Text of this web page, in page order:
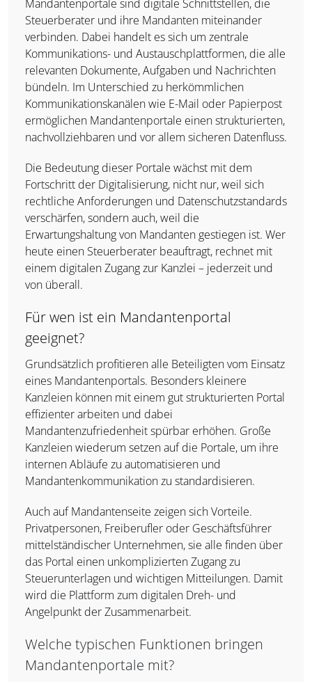
Kanzlei- und Mandantenentlastung
Automatisierte Buchhaltung
Online Belegarchiv
Selbstbucher-Lösungen
Echtzeit-Datenverarbeitung
Digitaler Belegtransfer
Online Mandantenlösungen
Mandantenportale sind digitale Schnittstellen, die
Steuerberater und ihre Mandanten miteinander
verbinden. Dabei handelt es sich um zentrale
Kommunikations- und Austauschplattformen, die alle
relevanten Dokumente, Aufgaben und Nachrichten
bündeln. Im Unterschied zu herkömmlichen
Kommunikationskanälen wie E-Mail oder Papierpost
ermöglichen Mandantenportale einen strukturierten,
nachvollziehbaren und vor allem sicheren Datenfluss.
Die Bedeutung dieser Portale wächst mit dem
Fortschritt der Digitalisierung, nicht nur, weil sich
rechtliche Anforderungen und Datenschutzstandards
verschärfen, sondern auch, weil die
Erwartungshaltung von Mandanten gestiegen ist. Wer
heute einen Steuerberater beauftragt, rechnet mit
einem digitalen Zugang zur Kanzlei – jederzeit und
von überall.
Für wen ist ein Mandantenportal
geeignet?
Grundsätzlich profitieren alle Beteiligten vom Einsatz
eines Mandantenportals. Besonders kleinere
Kanzleien können mit einem gut strukturierten Portal
effizienter arbeiten und dabei
Mandantenzufriedenheit spürbar erhöhen. Große
Kanzleien wiederum setzen auf die Portale, um ihre
internen Abläufe zu automatisieren und
Mandantenkommunikation zu standardisieren.
Auch auf Mandantenseite zeigen sich Vorteile.
Privatpersonen, Freiberufler oder Geschäftsführer
mittelständischer Unternehmen, sie alle finden über
das Portal einen unkomplizierten Zugang zu
Steuerunterlagen und wichtigen Mitteilungen. Damit
wird die Plattform zum digitalen Dreh- und
Angelpunkt der Zusammenarbeit.
Welche typischen Funktionen bringen
Mandantenportale mit?